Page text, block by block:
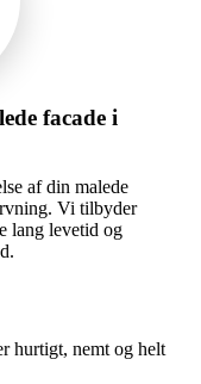
facade i
af din malede
Vi tilbyder
lang levetid og
hurtigt, nemt og helt